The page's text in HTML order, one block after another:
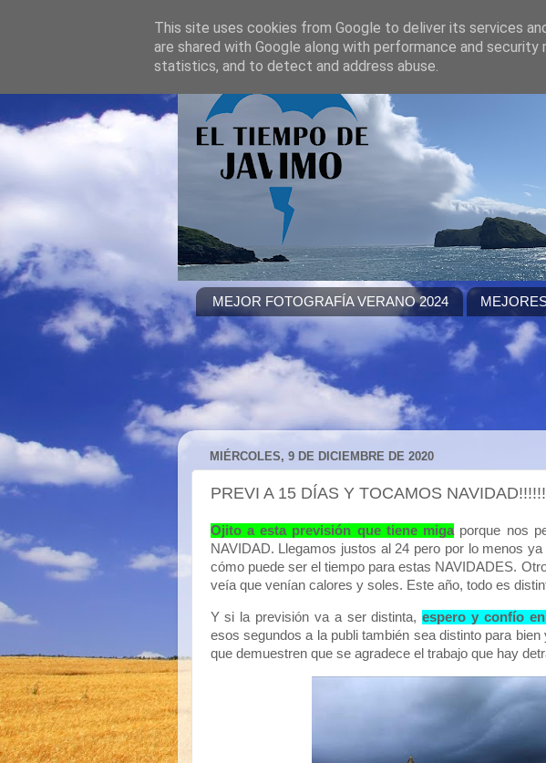
MEJOR FOTOGRAFÍA VERANO 2024
MIÉRCOLES, 9 DE DICIEMBRE DE 2020
PREVI A 15 DÍAS Y TOCAMOS NAVIDAD!!!!!!
Ojito a esta previsión que tiene miga porque nos
NAVIDAD. Llegamos justos al 24 pero por lo menos
cómo puede ser el tiempo para estas NAVIDADES.
veía que venían calores y soles. Este año, todo es
Y si la previsión va a ser distinta,espero y confío
esos segundos a la publi también sea distinto para
que demuestren que se agradece el trabajo que hay
This site uses cookies from Google to deliver its services
are shared with Google along with performance and
statistics, and to detect and address abuse.